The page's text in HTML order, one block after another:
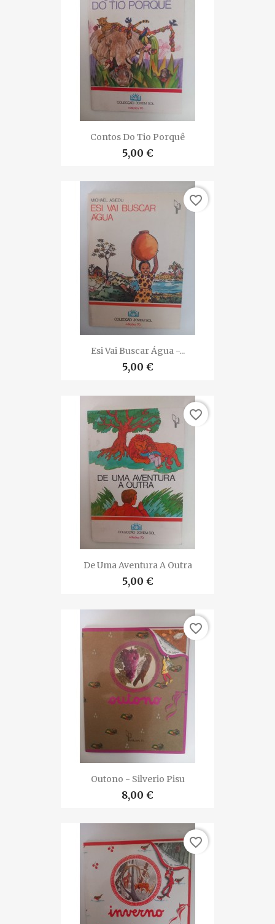
Contos Do Tio Porquê
5,00 €
Esi Vai Buscar Água -...
5,00 €
favorite_border
De Uma Aventura A Outra
5,00 €
favorite_border
Outono - Silverio Pisu
8,00 €
favorite_border
favorite_border